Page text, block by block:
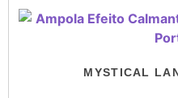
MYSTICAL